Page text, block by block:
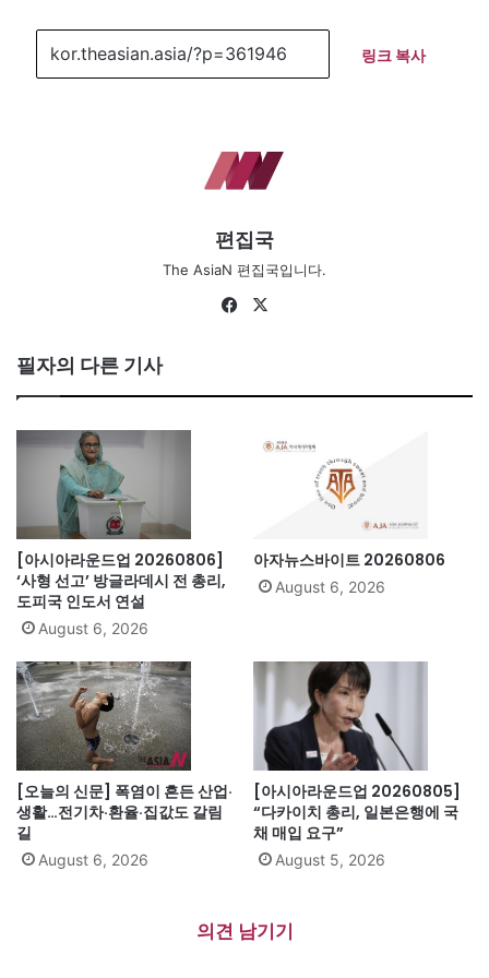
링크 복사
편집국
The AsiaN 편집국입니다.
Fa
필자의 다른 기사
[아시아라운드업 20260806]
‘사형 선고’ 방글라데시 전 총리,
도피국 인도서 연설
August 6, 2026
아자뉴스바이트 20260806
August 6, 2026
[오늘의 신문] 폭염이 흔든 산업·
생활…전기차·환율·집값도 갈림
길
August 6, 2026
[아시아라운드업 20260805]
“다카이치 총리, 일본은행에 국
채 매입 요구”
August 5, 2026
의견 남기기